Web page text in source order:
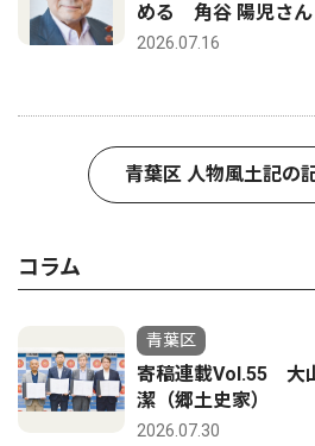
める 角谷 陽児さ
2026.07.16
青葉区 人物風土記の
コラム
青葉区
寄稿連載Vol.55
潔（郷土史家）
2026.07.30